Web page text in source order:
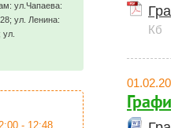
Кб
ул.Чапаева:
ул. Ленина:
- 12:48